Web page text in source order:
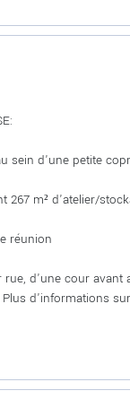
sein d'une petite
267 m² d'atelier/
réunion
d'une cour
d'informations